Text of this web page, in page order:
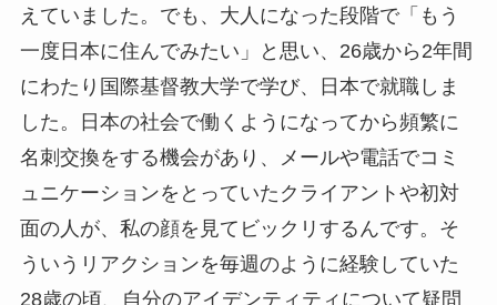
えていました。でも、大人になった段階で「もう
一度日本に住んでみたい」と思い、26歳から2年間
にわたり国際基督教大学で学び、日本で就職しま
した。日本の社会で働くようになってから頻繁に
名刺交換をする機会があり、メールや電話でコミ
ュニケーションをとっていたクライアントや初対
面の人が、私の顔を見てビックリするんです。そ
ういうリアクションを毎週のように経験していた
28歳の頃、自分のアイデンティティについて疑問